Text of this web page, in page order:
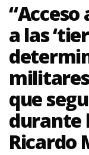
a las
que
durante
Ricardo